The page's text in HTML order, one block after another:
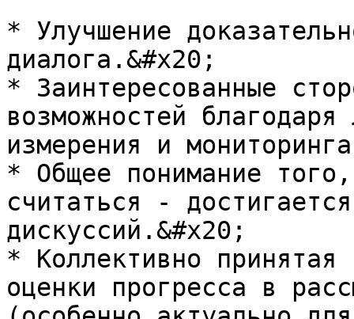
* Улучшение
диалога.&#x20;
* Заинтересованные
возможностей
измерения и
* Общее понимание
считаться -
дискуссий.&#x20;
* Коллективно принятая
оценки прогресса в